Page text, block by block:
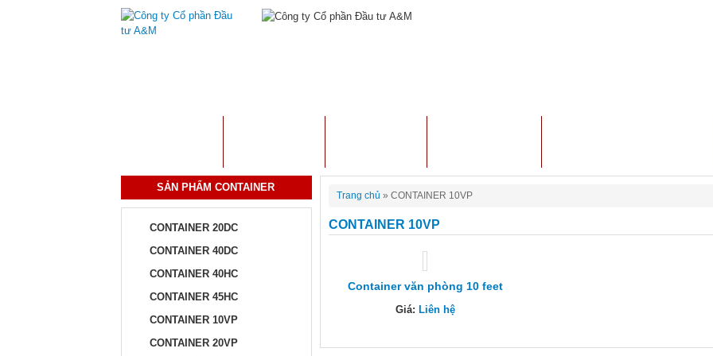
SẢN PHẨM CONTAINER
CONTAINER 20DC
CONTAINER 40DC
CONTAINER 40HC
CONTAINER 45HC
CONTAINER 10VP
CONTAINER 20VP
Trang chủ » CONTAINER 10VP
CONTAINER 10VP
Container văn phòng 10 feet
Giá: Liên hệ